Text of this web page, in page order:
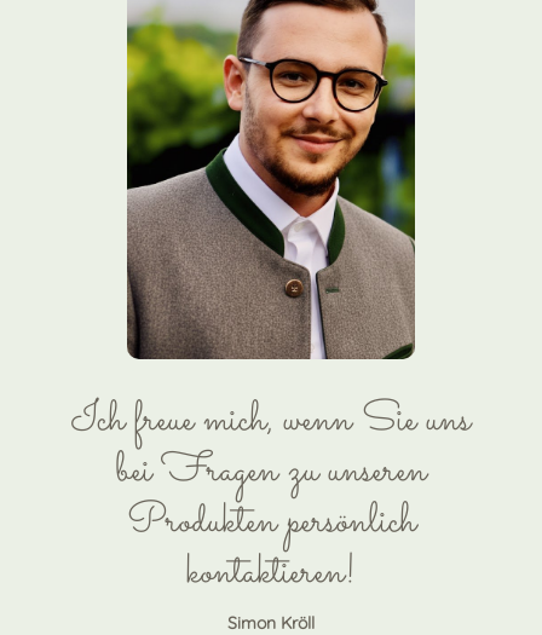
Ich freue mich, wenn Sie uns
bei Fragen zu unseren
Produkten persönlich
kontaktieren!
Simon Kröll